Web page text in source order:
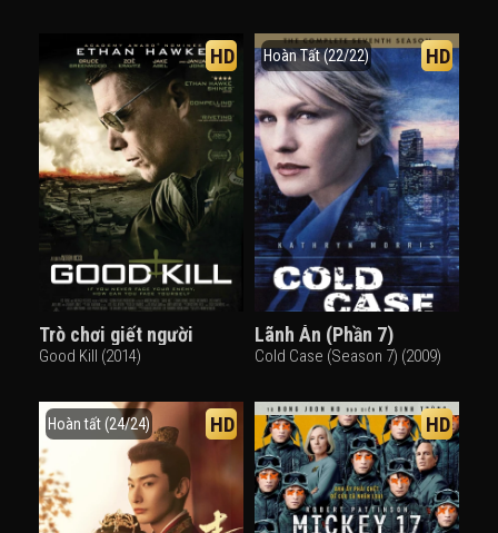
HD
Trò chơi giết người
Good Kill (2014)
Hoàn Tất (22/22) HD
Lãnh Án (Phần 7)
Cold Case (Season 7) (2009)
Hoàn tất (24/24) HD HD